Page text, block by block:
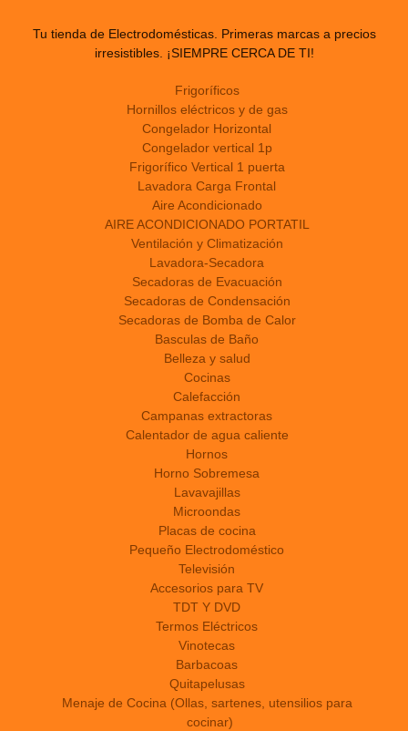
Tu tienda de Electrodomésticas. Primeras marcas a precios
irresistibles. ¡SIEMPRE CERCA DE TI!
Frigoríficos
Hornillos eléctricos y de gas
Congelador Horizontal
Congelador vertical 1p
Frigorífico Vertical 1 puerta
Lavadora Carga Frontal
Aire Acondicionado
AIRE ACONDICIONADO PORTATIL
Ventilación y Climatización
Lavadora-Secadora
Secadoras de Evacuación
Secadoras de Condensación
Secadoras de Bomba de Calor
Basculas de Baño
Belleza y salud
Cocinas
Calefacción
Campanas extractoras
Calentador de agua caliente
Hornos
Horno Sobremesa
Lavavajillas
Microondas
Placas de cocina
Pequeño Electrodoméstico
Televisión
Accesorios para TV
TDT Y DVD
Termos Eléctricos
Vinotecas
Barbacoas
Quitapelusas
Menaje de Cocina (Ollas, sartenes, utensilios para
cocinar)